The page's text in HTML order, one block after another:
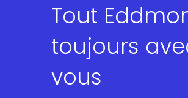
Tout
toujours
vous